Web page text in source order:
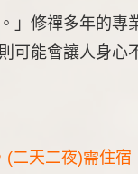
」修禪多年的
可能會讓人身心
(二天二夜)需住宿